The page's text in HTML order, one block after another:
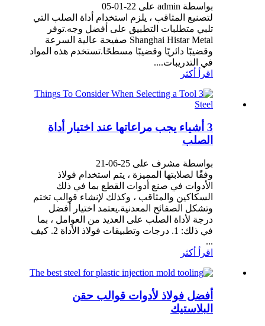
بواسطة admin على 22-01-05
لتصنيع المثاقب ، يلزم استخدام أداة الصلب التي
تلبي متطلبات التطبيق على أفضل وجه.توفر
Shanghai Histar Metal صفيحة عالية السرعة
وقضيبًا دائريًا وقضيبًا مسطحًا.تستخدم هذه المواد
في التدريبات....
اقرأ أكثر
3 أشياء يجب مراعاتها عند اختيار أداة
الصلب
بواسطة مشرف على 25-06-21
وفقًا لصلابتها المميزة ، يتم استخدام فولاذ
الأدوات في صنع أدوات القطع بما في ذلك
السكاكين والمثاقب ، وكذلك لإنشاء قوالب تختم
وتشكل الصفائح المعدنية.يعتمد اختيار أفضل
درجة لأداة الصلب على العديد من العوامل ، بما
في ذلك: 1. درجات وتطبيقات فولاذ الأداة 2. كيف
...
اقرأ أكثر
أفضل فولاذ لأدوات قوالب حقن
البلاستيك